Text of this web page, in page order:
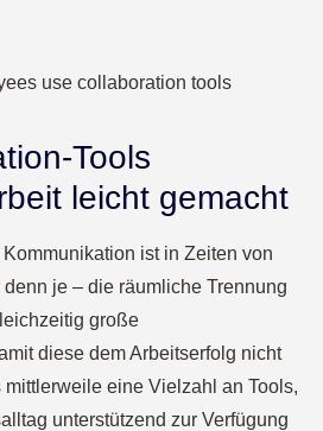
Tools
leicht gemacht
ist in Zeiten von
je – die räumliche Trennung
große
diese dem Arbeitserfolg nicht
mittlerweile eine Vielzahl an Tools,
unterstützend zur Verfügung